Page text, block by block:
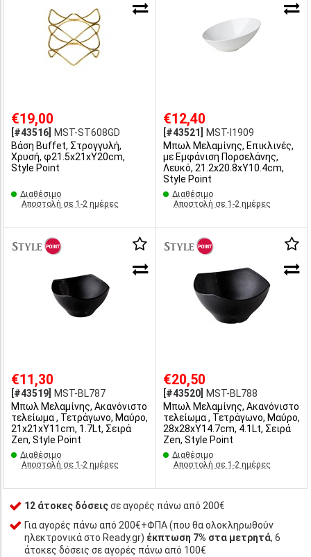
€19,00
[#43516]
MST-ST608GD
Βάση Buffet, Στρογγυλή,
Χρυσή, φ21.5x21xΥ20cm,
Style Point
Διαθέσιμο
Αποστολή σε 1-2 ημέρες
€12,40
[#43521]
MST-I1909
Μπωλ Μελαμίνης, Επικλινές,
με Εμφάνιση Πορσελάνης,
Λευκό, 21.2x20.8xΥ10.4cm,
Style Point
Διαθέσιμο
Αποστολή σε 1-2 ημέρες
€11,30
[#43519]
MST-BL787
Μπωλ Μελαμίνης, Ακανόνιστο
τελείωμα , Τετράγωνο, Μαύρο,
21x21xΥ11cm, 1.7Lt, Σειρά
Zen, Style Point
Διαθέσιμο
Αποστολή σε 1-2 ημέρες
€20,50
[#43520]
MST-BL788
Μπωλ Μελαμίνης, Ακανόνιστο
τελείωμα , Τετράγωνο, Μαύρο,
28x28xΥ14.7cm, 4.1Lt, Σειρά
Zen, Style Point
Διαθέσιμο
Αποστολή σε 1-2 ημέρες
12 άτοκες δόσειςσε αγορές πάνω από 200€
Για αγορές πάνω από 200€+ΦΠΑ (που θα ολοκληρωθούν
ηλεκτρονικά στο Ready.gr) έκπτωση 7% στα μετρητά, 6
άτοκες δόσεις σε αγορές πάνω από 100€